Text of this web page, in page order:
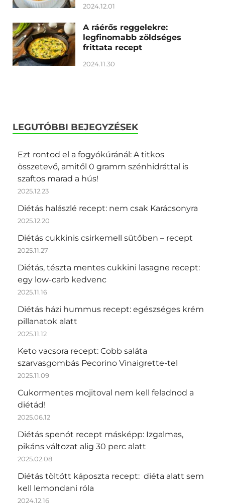
2024.12.01
A ráérős reggelekre:
legfinomabb zöldséges
frittata recept
2024.11.30
LEGUTÓBBI BEJEGYZÉSEK
Ezt rontod el a fogyókúránál: A titkos
összetevő, amitől 0 gramm szénhidráttal is
szaftos marad a hús!
2025.12.23
Diétás halászlé recept: nem csak Karácsonyra
2025.12.20
Diétás cukkinis csirkemell sütőben – recept
2025.11.27
Diétás, tészta mentes cukkini lasagne recept:
egy low-carb kedvenc
2025.11.16
Diétás házi hummus recept: egészséges krém
pillanatok alatt
2025.11.12
Keto vacsora recept: Cobb saláta
szarvasgombás Pecorino Vinaigrette-tel
2025.11.09
Cukormentes mojitoval nem kell feladnod a
diétád!
2025.06.12
Diétás spenót recept másképp: Izgalmas,
pikáns változat alig 30 perc alatt
2025.02.08
Diétás töltött káposzta recept: diéta alatt sem
kell lemondani róla
2024.12.16